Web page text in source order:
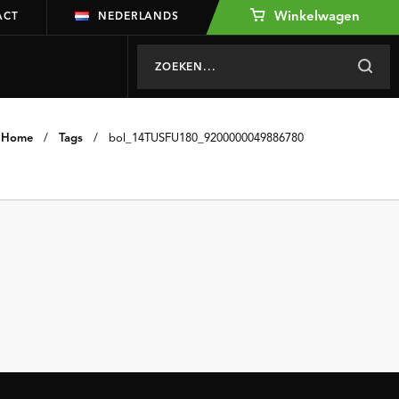
NEDERLANDS Winkelwagen
Home / Tags / bol_14TUSFU180_9200000049886780